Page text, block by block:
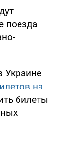
поезда
Украине
на
билеты